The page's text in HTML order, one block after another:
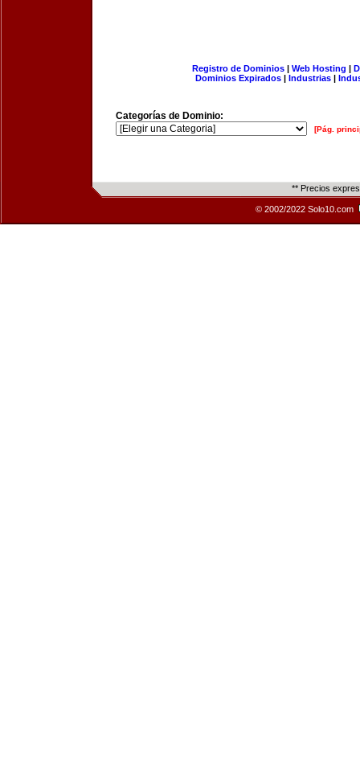
Registro de Dominios| Web Hosting |
Dominios Expirados | Industrias |
Categorías de Dominio:
[Pág.
** Precios
© 2002/2022 Solo10.com